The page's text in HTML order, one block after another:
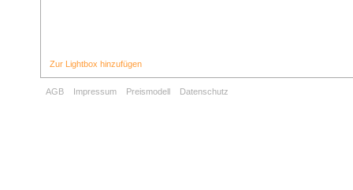
Zur Lightbox hinzufügen
AGB Impressum Preismodell Datenschutz